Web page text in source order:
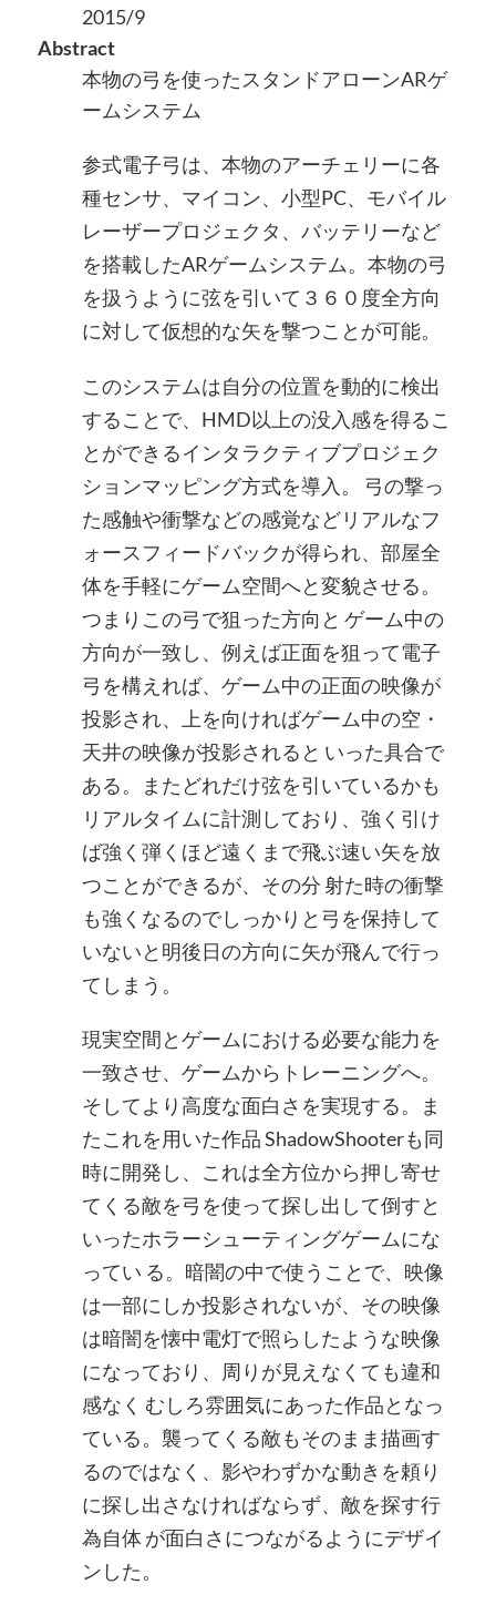
2015/9
Abstract
本物の弓を使ったスタンドアローンARゲ
ームシステム
参式電子弓は、本物のアーチェリーに各
種センサ、マイコン、小型PC、モバイル
レーザープロジェクタ、バッテリーなど
を搭載したARゲームシステム。本物の弓
を扱うように弦を引いて３６０度全方向
に対して仮想的な矢を撃つことが可能。
このシステムは自分の位置を動的に検出
することで、HMD以上の没入感を得るこ
とができるインタラクティブプロジェク
ションマッピング方式を導入。 弓の撃っ
た感触や衝撃などの感覚などリアルなフ
ォースフィードバックが得られ、部屋全
体を手軽にゲーム空間へと変貌させる。
つまりこの弓で狙った方向と ゲーム中の
方向が一致し、例えば正面を狙って電子
弓を構えれば、ゲーム中の正面の映像が
投影され、上を向ければゲーム中の空・
天井の映像が投影されると いった具合で
ある。またどれだけ弦を引いているかも
リアルタイムに計測しており、強く引け
ば強く弾くほど遠くまで飛ぶ速い矢を放
つことができるが、その分 射た時の衝撃
も強くなるのでしっかりと弓を保持して
いないと明後日の方向に矢が飛んで行っ
てしまう。
現実空間とゲームにおける必要な能力を
一致させ、ゲームからトレーニングへ。
そしてより高度な面白さを実現する。ま
たこれを用いた作品 ShadowShooterも同
時に開発し、これは全方位から押し寄せ
てくる敵を弓を使って探し出して倒すと
いったホラーシューティングゲームにな
ってい る。暗闇の中で使うことで、映像
は一部にしか投影されないが、その映像
は暗闇を懐中電灯で照らしたような映像
になっており、周りが見えなくても違和
感なく むしろ雰囲気にあった作品となっ
ている。襲ってくる敵もそのまま描画す
るのではなく、影やわずかな動きを頼り
に探し出さなければならず、敵を探す行
為自体 が面白さにつながるようにデザイ
ンした。